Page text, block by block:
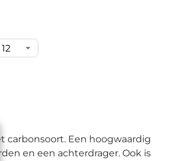
carbonsoort. Een hoogwaardig
en een achterdrager. Ook is